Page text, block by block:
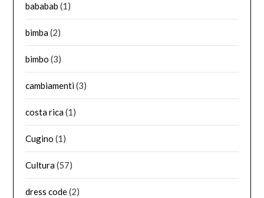
bababab (1)
bimba(2)
bimbo (3)
cambiamenti(3)
costa rica(1)
Cugino (1)
Cultura(57)
dress code(2)